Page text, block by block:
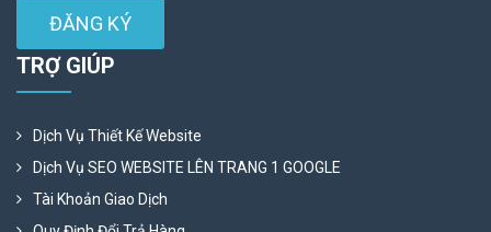
ĐĂNG KÝ
TRỢ GIÚP
Dịch Vụ Thiết Kế Website
Dịch Vụ SEO WEBSITE LÊN TRANG 1 GOOGLE
Tài Khoản Giao Dịch